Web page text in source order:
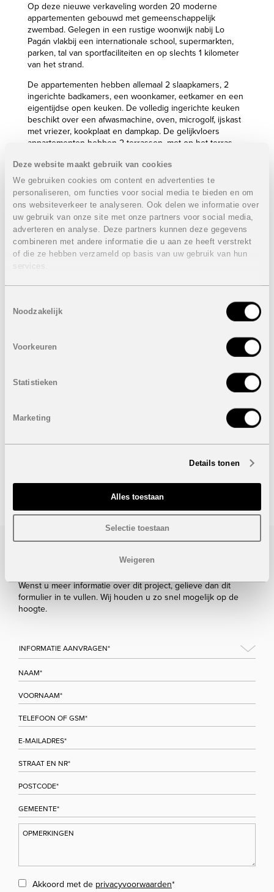
Deze website maakt gebruik van cookies
We gebruiken cookies om content en advertenties te
personaliseren, om functies voor social media te bieden en om
ons websiteverkeer te analyseren. Ook delen we informatie over
uw gebruik van onze site met onze partners voor social media,
adverteren en analyse. Deze partners kunnen deze gegevens
combineren met andere informatie die u aan ze heeft verstrekt
of die ze hebben verzameld op basis van uw gebruik van hun
services.
Noodzakelijk
Voorkeuren
Statistieken
Marketing
Details tonen
Alles toestaan
Selectie toestaan
Weigeren
Op deze nieuwe verkaveling worden 20 moderne
appartementen gebouwd met gemeenschappelijk
zwembad. Gelegen in een rustige woonwijk nabij Lo
Pagán vlakbij een internationale school, supermarkten,
parken, tal van sportfaciliteiten en op slechts 1 kilometer
van het strand.
De appartementen hebben allemaal 2 slaapkamers, 2
ingerichte badkamers, een woonkamer, eetkamer en een
eigentijdse open keuken. De volledig ingerichte keuken
beschikt over een afwasmachine, oven, microgolf, ijskast
met vriezer, kookplaat en dampkap. De gelijkvloers
appartementen hebben 2 terrassen, met op het terras
eerste verdieping beschikken nog over een ruim
dakterras met eveneens een buitenkeuken.
Eigenschappen appartementen gelijkvloers:
VERKOCHT
2 Slaapkamers
2 Badkamers
Bewoonbare oppervlakte: van 58,03 m² tot 59,29 m²
Percelen: van 98,88 m² tot 99,14 m²
Terras 2: van 13,95 m² tot 16,10 m²
Prijzen van
Bewoonbare oppervlakte: 58,03 m²
Onder voorbehoud van eventuele prijswijzigingen.
Bezoek/infoaanvraag
Wenst u meer informatie over dit project, gelieve dan dit
formulier in te vullen. Wij houden u zo snel mogelijk op de
hoogte.
Akkoord met de privacyvoorwaarden*